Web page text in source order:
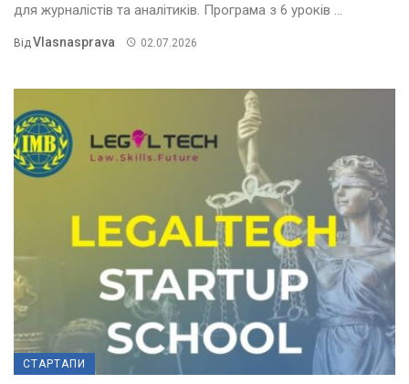
для журналістів та аналітиків. Програма з 6 уроків ...
Від Vlasnasprava 02.07.2026
СТАРТАПИ